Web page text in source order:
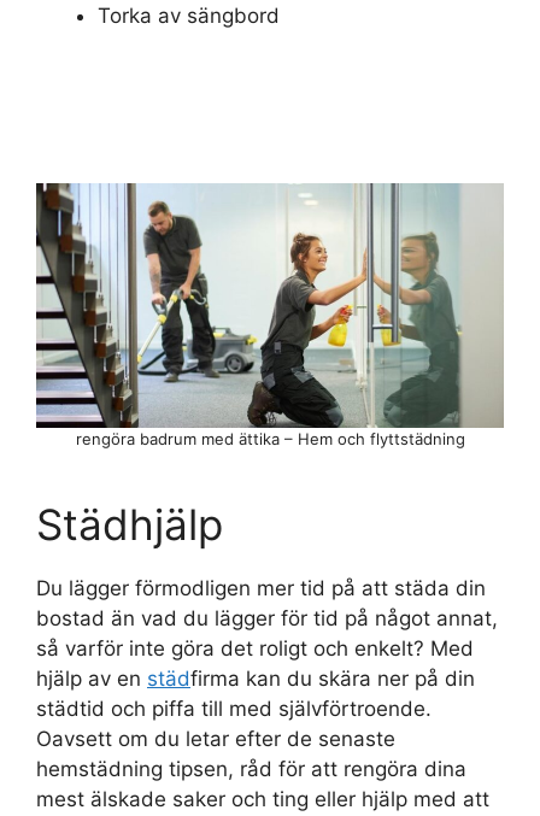
Torka av sängbord
Städhjälp
Du lägger förmodligen mer tid på att städa din
bostad än vad du lägger för tid på något annat,
så varför inte göra det roligt och enkelt? Med
hjälp av en städfirma kan du skära ner på din
städtid och piffa till med självförtroende.
Oavsett om du letar efter de senaste
hemstädning tipsen, råd för att rengöra dina
mest älskade saker och ting eller hjälp med att
rengöra badrum med ättika – Hem och flyttstädning